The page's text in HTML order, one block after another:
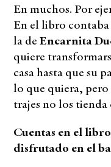
En muchos. Por
En el libro
la deEncarnita
quiere
casa hasta que su
lo que quiera,
trajes no los tienda
Cuentas en el
disfrutado en el